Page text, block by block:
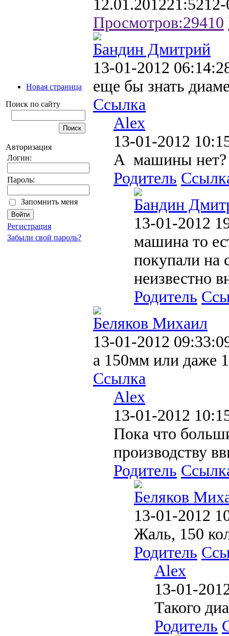
Новая страница
Поиск по сайту
Авторизация
Логин:
Пароль:
Запомнить меня
Регистрация
Забыли свой пароль?
12.01.201221:52
Просмотров:29410
Бандин Дмитрий
13-01-2012
еще бы знать
Ссылка
Alex
13-01-2012
А машины
Родитель
Бандин
13-01-2012
машина то
покупали на
неизвестно
Родитель
Беляков Михаил
13-01-2012
а 150мм или даже
Ссылка
Alex
13-01-2012
Пока что
производству
Родитель
Беляков
13-01-2012
Жаль, 150
Родитель
Alex
13-01-
Такого
Родитель